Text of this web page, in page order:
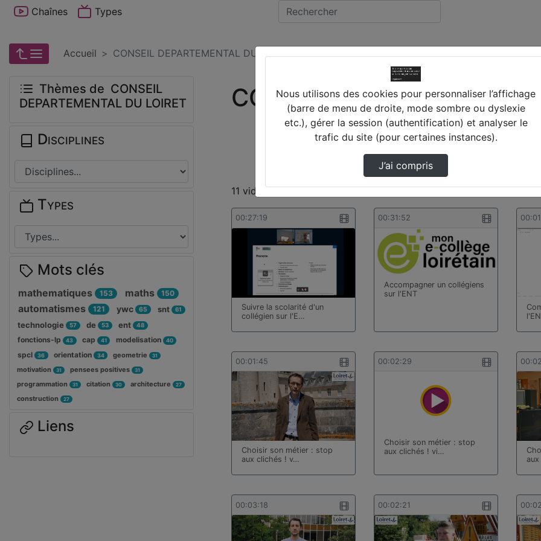
Chaînes Types
Accueil CONSEIL DEPARTEMENTAL DU LOIRET
CONSEIL
11 vidéos trouvées
00:27:19
Suivre la scolarité d'un
collégien sur l'E…
00:31:52
Accompagner un collégiens
sur l'ENT
00:01:45
Choisir son métier : stop
aux clichés ! v…
00:02:29
Choisir son métier : stop
aux clichés ! vi…
00:03:18 00:02:21
Thèmes de CONSEIL
DEPARTEMENTAL DU LOIRET
Disciplines
Types
Mots clés
mathematiques 153 maths 150
automatismes 121 ywc 65 snt 61
technologie 57 de 53 ent 48
fonctions-lp 43 cap 41 modelisation 40
spcl 36 orientation 34 geometrie 31
motivation 31 pensees positives 31
programmation 31 citation 30 architecture 27
construction 27
Liens
Nous utilisons des cookies pour personnaliser l’affichage
(barre de menu de droite, mode sombre ou dyslexie
etc.), gérer la session (authentification) et analyser le
trafic du site (pour certaines instances).
J’ai compris